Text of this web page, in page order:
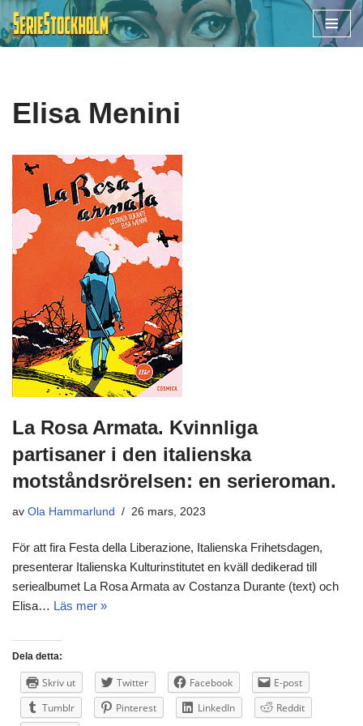
Hoppa
Elisa Menini
La Rosa Armata. Kvinnliga
partisaner i den italienska
motståndsrörelsen: en serieroman.
av Ola Hammarlund 26 mars, 2023
För att fira Festa della Liberazione, Italienska Frihetsdagen,
presenterar Italienska Kulturinstitutet en kväll dedikerad till
seriealbumet La Rosa Armata av Costanza Durante (text) och
Elisa… Läs mer »
Dela detta:
Skriv ut Twitter Facebook
E-post
Tumblr
Pinterest LinkedIn Reddit